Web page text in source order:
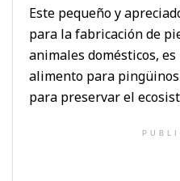
Este pequeño y
para la fabricación de
animales domésticos,
alimento para
para preservar el